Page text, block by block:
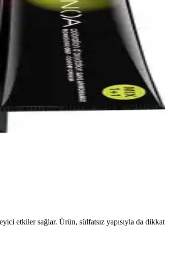
etkili sonuçlar sağlar.
tonu ve dayanıklılık konusunda dikkat
etkiler sağlar. Ürün, sülfatsız yapısıyla da dikkat